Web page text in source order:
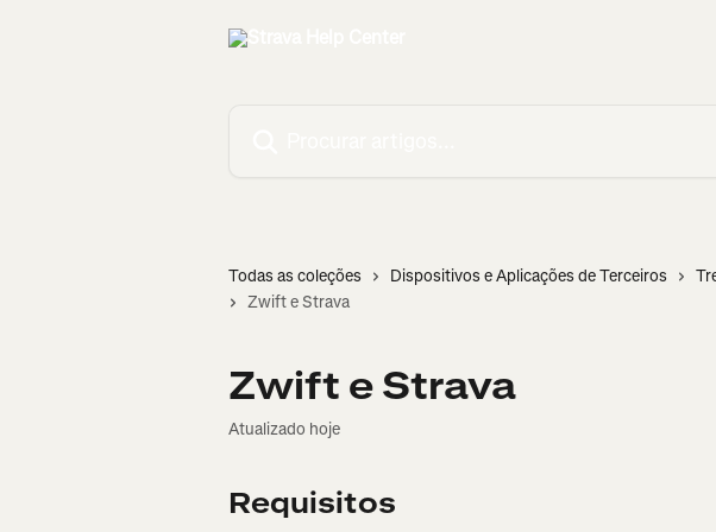
Todas as coleções Dispositivos e Aplicações de Terceiros
Zwift e Strava
Zwift e Strava
Atualizado hoje
Requisitos